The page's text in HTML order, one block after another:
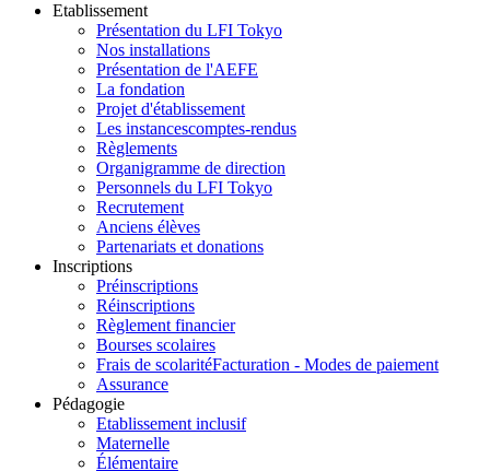
Etablissement
Présentation du LFI Tokyo
Nos installations
Présentation de l'AEFE
La fondation
Projet d'établissement
Les instancescomptes-rendus
Règlements
Organigramme de direction
Personnels du LFI Tokyo
Recrutement
Anciens élèves
Partenariats et donations
Inscriptions
Préinscriptions
Réinscriptions
Règlement financier
Bourses scolaires
Frais de scolaritéFacturation - Modes de paiement
Assurance
Pédagogie
Etablissement inclusif
Maternelle
Élémentaire